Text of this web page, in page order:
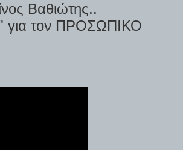
Βαθιώτης..
για τον ΠΡΟΣΩΠΙΚΟ